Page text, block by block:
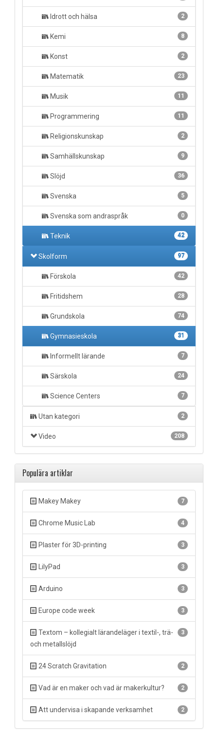
2
Idrott och hälsa
8
Kemi
2
Konst
23
Matematik
11
Musik
11
Programmering
2
Religionskunskap
9
Samhällskunskap
36
Slöjd
5
Svenska
0
Svenska som andraspråk
42
Teknik
97
Skolform
42
Förskola
28
Fritidshem
74
Grundskola
31
Gymnasieskola
7
Informellt lärande
24
Särskola
7
Science Centers
2
Utan kategori
208
Video
Populära artiklar
7
Makey Makey
4
Chrome Music Lab
3
Plaster för 3D-printing
3
LilyPad
3
Arduino
3
Europe code week
3
Textom – kollegialt lärandeläger i textil-, trä-
och metallslöjd
2
24 Scratch Gravitation
2
Vad är en maker och vad är makerkultur?
2
Att undervisa i skapande verksamhet